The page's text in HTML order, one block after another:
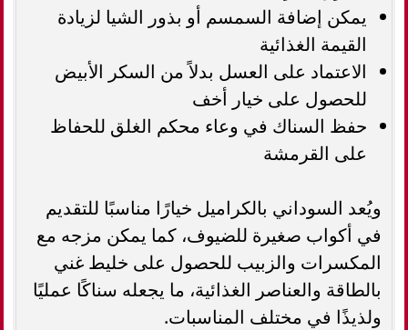
يمكن إضافة السمسم أو بذور الشيا لزيادة
القيمة الغذائية
الاعتماد على العسل بدلاً من السكر الأبيض
للحصول على خيار أخف
حفظ السناك في وعاء محكم الغلق للحفاظ
على القرمشة
ويُعد السوداني بالكراميل خيارًا مناسبًا للتقديم
في أكواب صغيرة للضيوف، كما يمكن مزجه مع
المكسرات والزبيب للحصول على خليط غني
بالطاقة والعناصر الغذائية، ما يجعله سناكًا عمليًا
ولذيذًا في مختلف المناسبات.